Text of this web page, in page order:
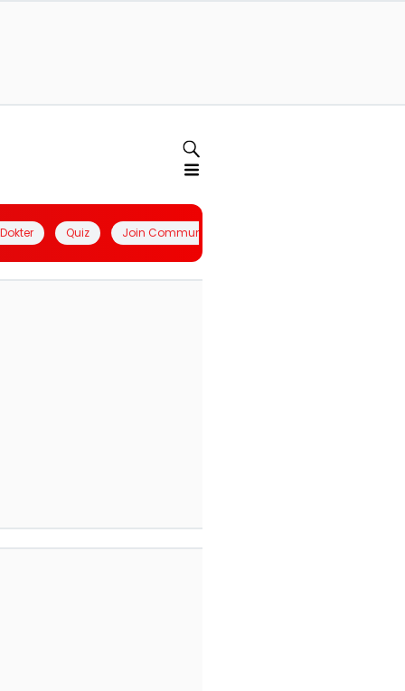
Quiz Join Community